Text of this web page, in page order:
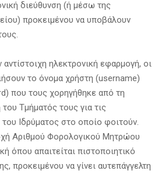
διεύθυνση (ή μέσω της
προκειμένου να υποβάλουν
ηλεκτρονική εφαρμογή, οι
το όνομα χρήστη (username)
που τους χορηγήθηκε από τη
Τμήματός τους για τις
Ιδρύματος στο οποίο φοιτούν.
Αριθμού Φορολογικού Μητρώου
όπου απαιτείται πιστοποιητικό
προκειμένου να γίνει αυτεπάγγελτη